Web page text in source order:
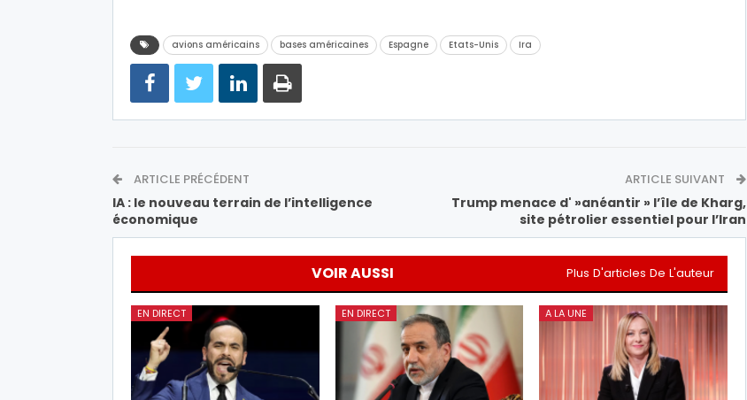
avions américains bases américaines Espagne Etats-Unis Ira
ARTICLE PRÉCÉDENT
IA : le nouveau terrain de l’intelligence
économique
ARTICLE SUIVANT
Trump menace d' »anéantir » l’île de Kharg,
site pétrolier essentiel pour l’Iran
VOIR AUSSI Plus D'articles De L'auteur
EN DIRECT EN DIRECT A LA UNE